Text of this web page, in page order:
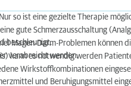
so ist eine gezielte Therapie
gute Schmerzausschaltung
beschleunigt.
Magen-Darm-Problemen können
verabreicht werden.
kann es notwendig werden
Wirkstoffkombinationen
und Beruhigungsmittel